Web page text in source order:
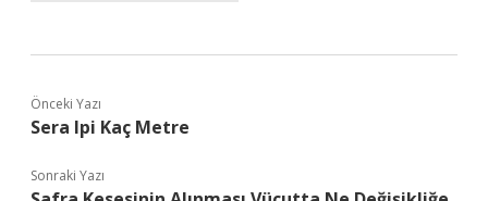
Önceki Yazı
Sera Ipi Kaç Metre
Sonraki Yazı